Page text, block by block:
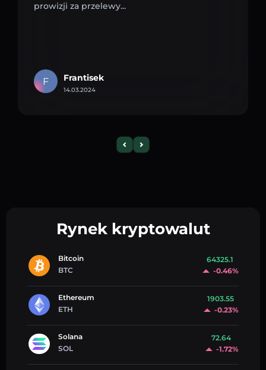
prowizji za przelewy...
F Frantisek
14.03.2024
Rynek kryptowalut
Bitcoin
BTC
64325.1
-0.46%
Ethereum
ETH
1903.55
-0.23%
Solana
SOL
72.64
-1.72%